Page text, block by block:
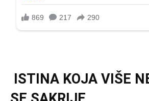
ISTINA KOJA VIŠE